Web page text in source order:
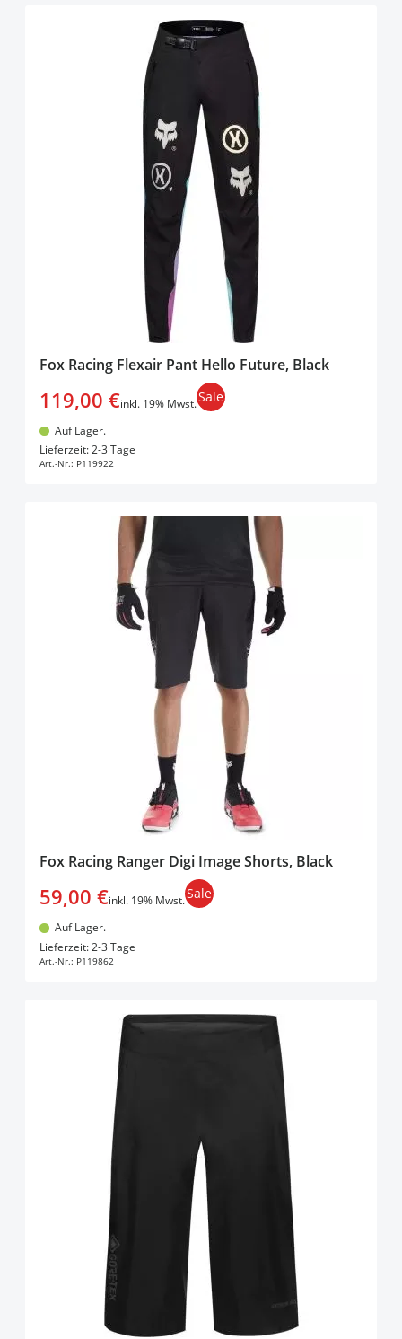
Fox Racing Flexair Pant Hello Future, Black
119,00 €inkl. 19% Mwst.Sale
Auf Lager.
Lieferzeit: 2-3 Tage
Art.-Nr.: P119922
Fox Racing Ranger Digi Image Shorts, Black
59,00 €inkl. 19% Mwst.Sale
Auf Lager.
Lieferzeit: 2-3 Tage
Art.-Nr.: P119862